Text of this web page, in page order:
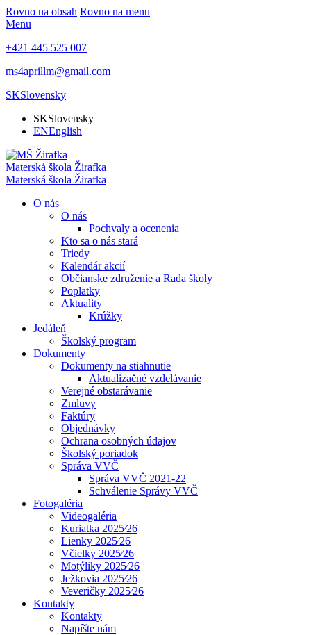
Rovno na obsah Rovno na menu
Menu
+421 445 525 007
ms4aprillm@gmail.com
SKSlovensky
SKSlovensky
ENEnglish
Materská škola Žirafka
Materská škola Žirafka
O nás
O nás
Pochvaly a ocenenia
Kto sa o nás stará
Triedy
Kalendár akcií
Občianske združenie a Rada školy
Poplatky
Aktuality
Krúžky
Jedáleň
Školský program
Dokumenty
Dokumenty na stiahnutie
Aktualizačné vzdelávanie
Verejné obstarávanie
Zmluvy
Faktúry
Objednávky
Ochrana osobných údajov
Školský poriadok
Správa VVČ
Správa VVČ 2021-22
Schválenie Správy VVČ
Fotogaléria
Videogaléria
Kuriatka 2025⁄26
Lienky 2025⁄26
Včielky 2025⁄26
Motýliky 2025⁄26
Ježkovia 2025⁄26
Veveričky 2025⁄26
Kontakty
Kontakty
Napíšte nám